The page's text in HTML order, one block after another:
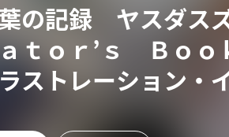
の記録 ヤスダス
ｔｏｒ’ｓ Ｂｏ
ストレーション・
談集